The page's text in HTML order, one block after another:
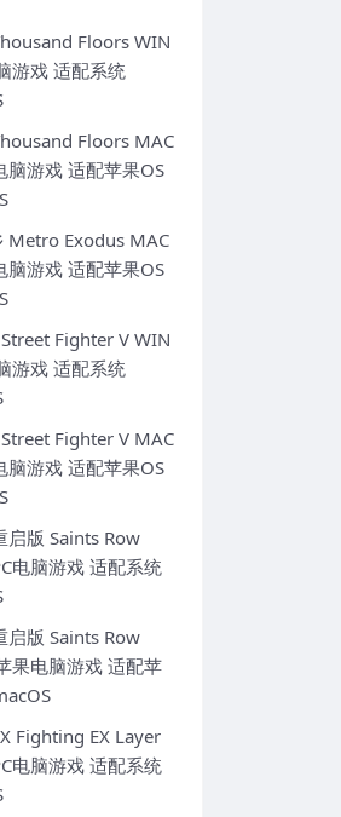
Floors WIN
游戏 适配系统
Floors MAC
脑游戏 适配苹果OS
Metro Exodus MAC
脑游戏 适配苹果OS
Fighter V WIN
游戏 适配系统
Fighter V MAC
脑游戏 适配苹果OS
启版 Saints Row
电脑游戏 适配系统
启版 Saints Row
果电脑游戏 适配苹
Fighting EX Layer
电脑游戏 适配系统